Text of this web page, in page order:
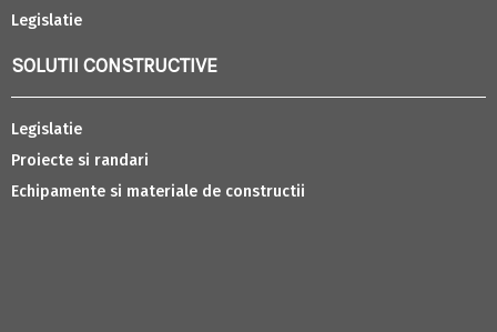
Legislatie
SOLUTII CONSTRUCTIVE
Legislatie
Proiecte si randari
Echipamente si materiale de constructii